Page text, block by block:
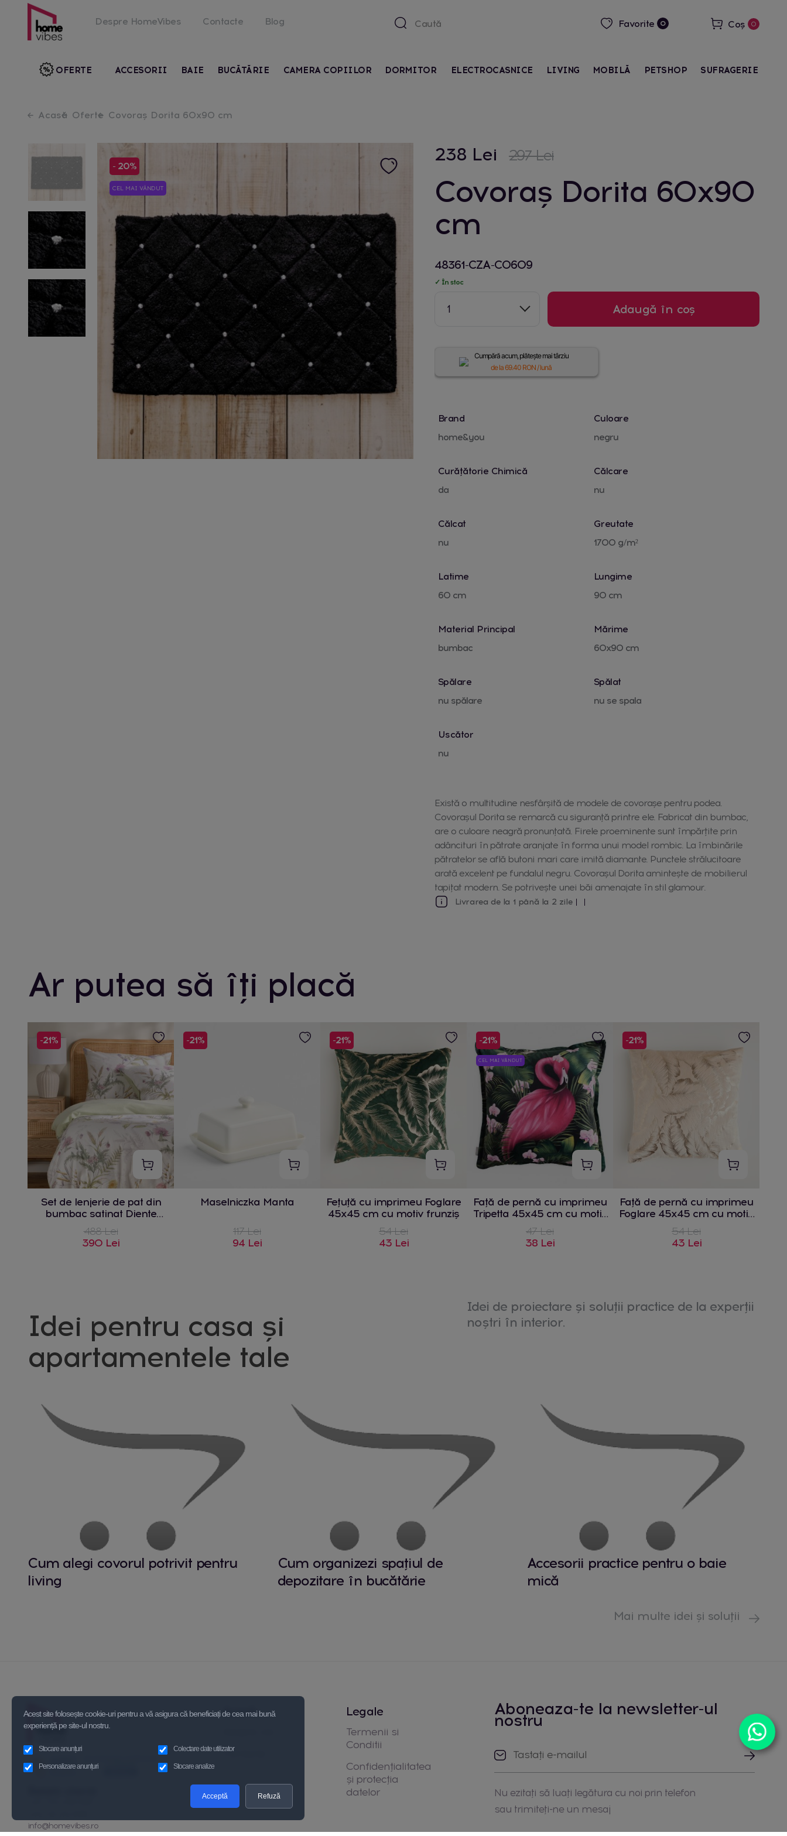
Despre HomeVibes Contacte Blog Favorite 0 Coș 0
ACCESORII BAIE BUCĂTĂRIE CAMERA COPIILOR DORMITOR ELECTROCASNICE LIVING MOBILĂ
OFERTE PETSHOP SUFRAGERIE
Acasă Oferte Covoraș Dorita 60x90 cm
- 20%
CEL MAI VÂNDUT
238 Lei 297 Lei
Covoraș Dorita 60x90
cm
48361-CZA-C0609
✓ În stoc
1 Adaugă în coș
Cumpără acum, plătește mai târziu
de la 69.40 RON / lună
Brand
home&you
Culoare
negru
Curățătorie Chimică
da
Călcare
nu
Călcat
nu
Greutate
1700 g/m²
Latime
60 cm
Lungime
90 cm
Material Principal
bumbac
Mărime
60x90 cm
Spălare
nu spălare
Spălat
nu se spala
Uscător
nu
Există o multitudine nesfârșită de modele de covorașe pentru podea.
Covorașul Dorita se remarcă cu siguranță printre ele. Fabricat din bumbac,
are o culoare neagră pronunțată. Firele proeminente sunt împărțite prin
adâncituri în pătrate aranjate în forma unui model rombic. La îmbinările
pătratelor se află butoni mari care imită diamante. Punctele strălucitoare
arată excelent pe fundalul negru. Covorașul Dorita amintește de mobilierul
tapițat modern. Se potrivește unei băi amenajate în stil glamour.
Livrarea de la 1 până la 2 zile
Ar putea să îți placă
-21%
Set de lenjerie de pat din
bumbac satinat Diente
200x220 cm cu 2 fețe de
pernă 70x80
488 Lei
390 Lei
-21%
Maselniczka Manta
117 Lei
94 Lei
-21%
Fețuță cu imprimeu Foglare
45x45 cm cu motiv frunziș
54 Lei
43 Lei
-21%
CEL MAI VÂNDUT
Față de pernă cu imprimeu
Tripetta 45x45 cm cu motiv
animalier
47 Lei
38 Lei
-21%
Față de pernă cu imprimeu
Foglare 45x45 cm cu motiv
frunze
54 Lei
43 Lei
Idei pentru casa și
apartamentele tale
Idei de proiectare și soluții practice de la experții
noștri în interior.
Cum alegi covorul potrivit pentru
living
Cum organizezi spațiul de
depozitare în bucătărie
Accesorii practice pentru o baie
mică
Mai multe idei și soluții
info@homevibes.ro
Acasă
Contacte
Legale
Termenii si
Conditii
Confidențialitatea
și protecția
datelor
Aboneaza-te la newsletter-ul
nostru
Nu ezitați să luați legătura cu noi prin telefon
sau trimiteți-ne un mesaj
Acest site folosește cookie-uri pentru a vă asigura că beneficiați de cea mai bună
experiență pe site-ul nostru.
Stocare anunțuri Colectare date utilizator
Personalizare anunțuri Stocare analize
Acceptă Refuză